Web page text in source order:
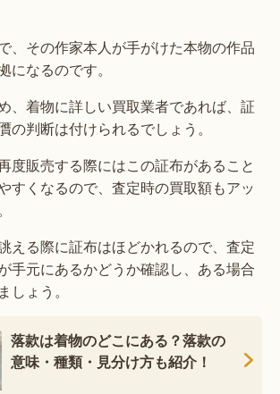
、その作家本人が手がけた本物の作品
になるのです。
、着物に詳しい買取業者であれば、証
の判断は付けられるでしょう。
度販売する際にはこの証布があること
すくなるので、査定時の買取額もアッ
える際に証布はほどかれるので、査定
手元にあるかどうか確認し、ある場合
しょう。
落款は着物のどこにある？落款の
意味・種類・見分け方も紹介！